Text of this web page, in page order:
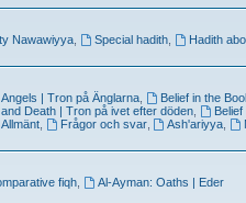
Nawawiyya Special hadith
Hadith
Angels | Tron på Änglarna, Belief in the
and Death | Tron på ivet efter döden,
, Frågor och svar, Ash'ariyya
fiqh Al-Ayman: Oaths | Eder